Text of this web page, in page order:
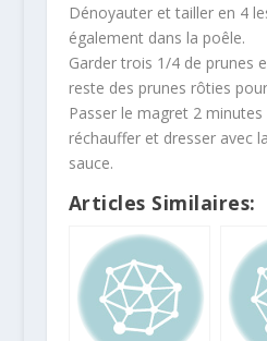
Dénoyauter et tailler en 4
également dans la poêle.
Garder trois 1/4 de prunes
reste des prunes rôties
Passer le magret 2
réchauffer et dresser avec
sauce.
Articles Similaires: